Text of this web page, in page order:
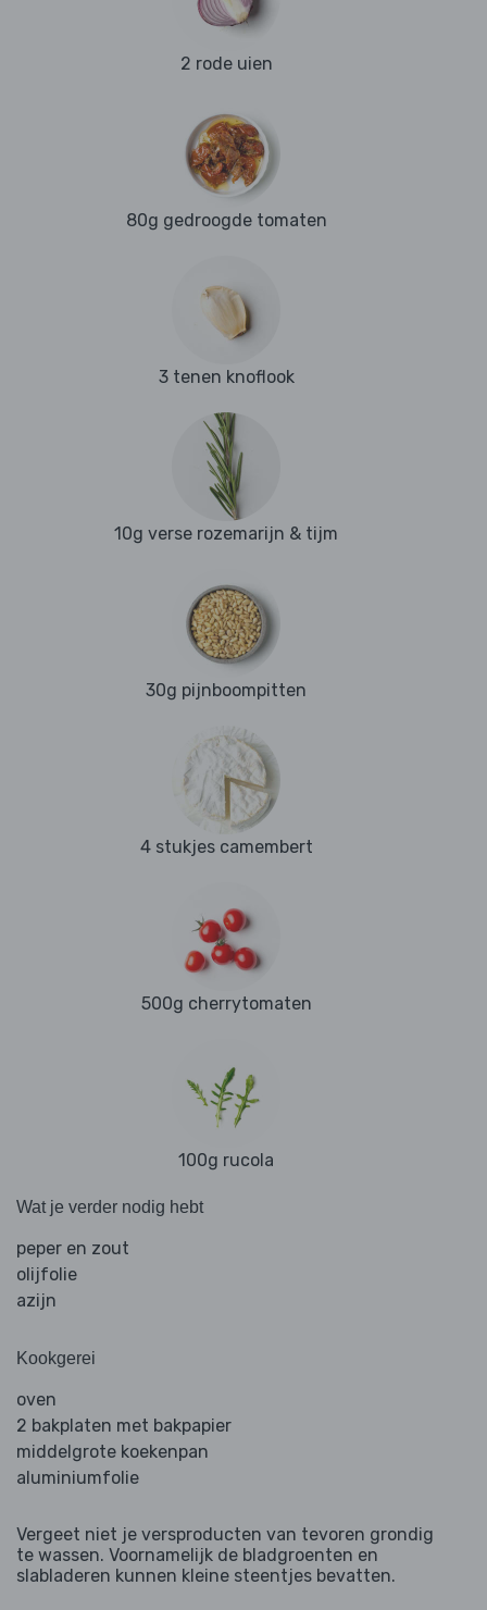
2 rode uien
80g gedroogde tomaten
3 tenen knoflook
10g verse rozemarijn & tijm
30g pijnboompitten
4 stukjes camembert
500g cherrytomaten
100g rucola
Wat je verder nodig hebt
peper en zout
olijfolie
azijn
Kookgerei
oven
2 bakplaten met bakpapier
middelgrote koekenpan
aluminiumfolie
Vergeet niet je versproducten van tevoren grondig
te wassen. Voornamelijk de bladgroenten en
slabladeren kunnen kleine steentjes bevatten.